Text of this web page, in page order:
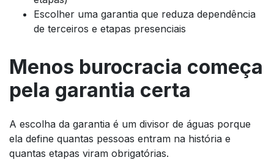
Escolher uma garantia que reduza dependência
de terceiros e etapas presenciais
Menos burocracia começa
pela garantia certa
A escolha da garantia é um divisor de águas porque
ela define quantas pessoas entram na história e
quantas etapas viram obrigatórias.